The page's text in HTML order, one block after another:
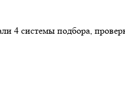
4 системы подбора,